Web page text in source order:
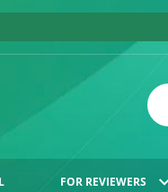
FOR REVIEWERS